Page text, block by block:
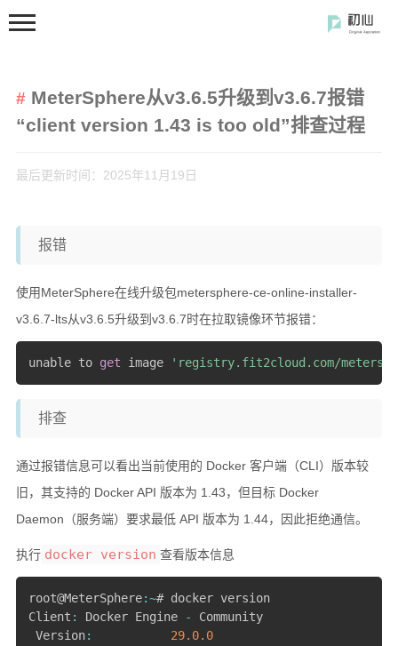
MeterSphere从v3.6.5升级到v3.6.7报错
“client version 1.43 is too old”排查过程
最后更新时间：2025年11月19日
报错
使用MeterSphere在线升级包metersphere-ce-online-installer-
v3.6.7-lts从v3.6.5升级到v3.6.7时在拉取镜像环节报错：
unable to get image 'registry.fit2cloud.com/
排查
通过报错信息可以看出当前使用的 Docker 客户端（CLI）版本较
旧，其支持的 Docker API 版本为 1.43，但目标 Docker
Daemon（服务端）要求最低 API 版本为 1.44，因此拒绝通信。
执行 docker version 查看版本信息
root@MeterSphere:~# docker version
Client : Docker Engine -
Community
Version: 29.0.0
软件使用
更多
捐赠